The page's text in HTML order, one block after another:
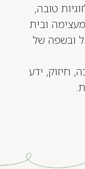
ובית
של
ידע